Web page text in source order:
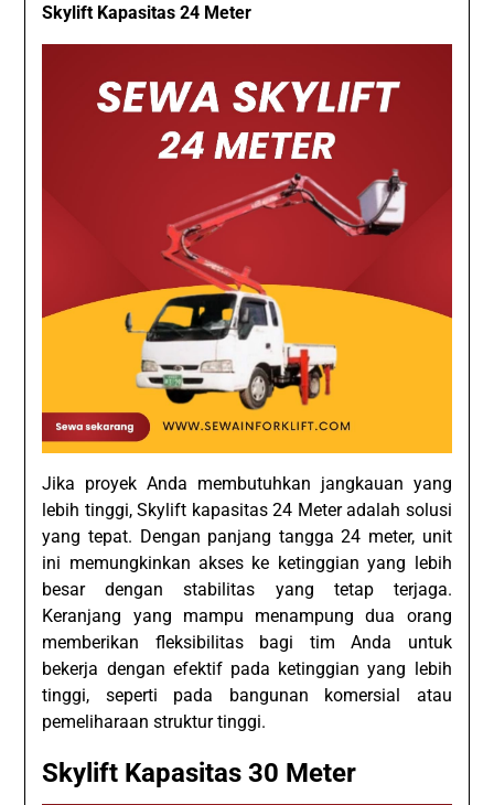
Skylift Kapasitas 24 Meter
Jika proyek Anda membutuhkan jangkauan yang
lebih tinggi, Skylift kapasitas 24 Meter adalah solusi
yang tepat. Dengan panjang tangga 24 meter, unit
ini memungkinkan akses ke ketinggian yang lebih
besar dengan stabilitas yang tetap terjaga.
Keranjang yang mampu menampung dua orang
memberikan fleksibilitas bagi tim Anda untuk
bekerja dengan efektif pada ketinggian yang lebih
tinggi, seperti pada bangunan komersial atau
pemeliharaan struktur tinggi.
Skylift Kapasitas 30 Meter